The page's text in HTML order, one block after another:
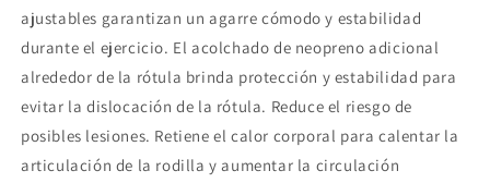
ajustables garantizan un agarre cómodo y estabilidad
durante el ejercicio. El acolchado de neopreno adicional
alrededor de la rótula brinda protección y estabilidad para
evitar la dislocación de la rótula. Reduce el riesgo de
posibles lesiones. Retiene el calor corporal para calentar la
articulación de la rodilla y aumentar la circulación